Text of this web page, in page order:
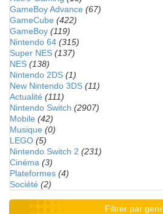
GameBoy Advance (67)
GameCube (422)
GameBoy (119)
Nintendo 64 (315)
Super NES (137)
NES (138)
Nintendo 2DS (1)
New Nintendo 3DS (11)
Actualité (111)
Nintendo Switch (2907)
Mobile (42)
Musique (0)
LEGO (5)
Nintendo Switch 2 (231)
Cinéma (3)
Plateformes (4)
Société (2)
Filtrer par